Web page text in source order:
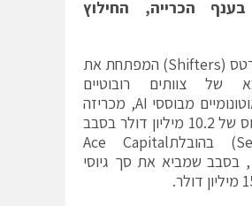
בענף הכרייה, החילוץ
חברת שיפרטס (Shifters) המפתחת את
של צוותים רובוטיים
קרקעיים-אוטונומיים מבוססי AI, מכריזה
כעת על גיוס של 10.2 מיליון דולר בסבב
סיד (Seed) בהובלתAce Capital
Partners , בסבב שמביא את סך גיוסי